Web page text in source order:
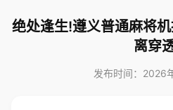
绝处逢生!遵义普通麻将
离穿
发布时间：2026